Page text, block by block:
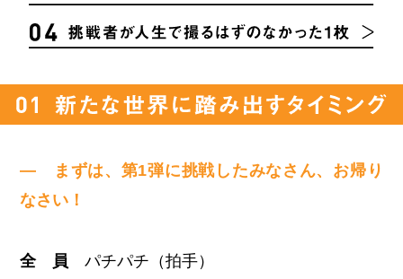
— まずは、第1弾に挑戦したみなさん、お帰り
なさい！
全 員パチパチ（拍手）